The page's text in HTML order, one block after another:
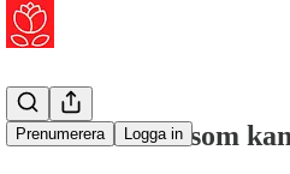
Prenumerera Logga in
Det är bara vi som